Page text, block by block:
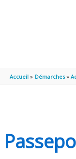
Accueil Démarches